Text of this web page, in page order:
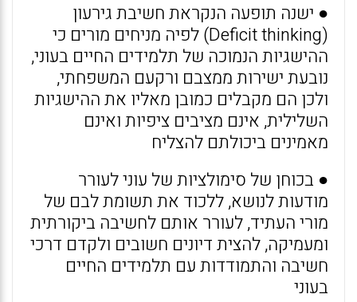
● ישנה תופעה הנקראת חשיבת גירעון
(Deficit thinking) לפיה מניחים מורים כי
ההישגיות הנמוכה של תלמידים החיים בעוני,
נובעת ישירות ממצבם ורקעם המשפחתי,
ולכן הם מקבלים כמובן מאליו את ההישגיות
השלילית, אינם מציבים ציפיות ואינם
מאמינים ביכולתם להצליח
● בכוחן של סימולציות של עוני לעורר
מודעות לנושא, ללכוד את תשומת לבם של
מורי העתיד, לעורר אותם לחשיבה ביקורתית
ומעמיקה, להצית דיונים חשובים ולקדם דרכי
חשיבה והתמודדות עם תלמידים החיים
בעוני